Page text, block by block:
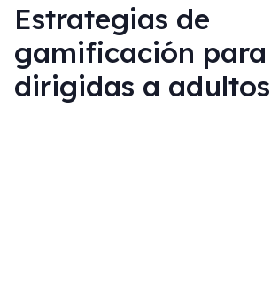
Estrategias de
gamificación para
dirigidas a